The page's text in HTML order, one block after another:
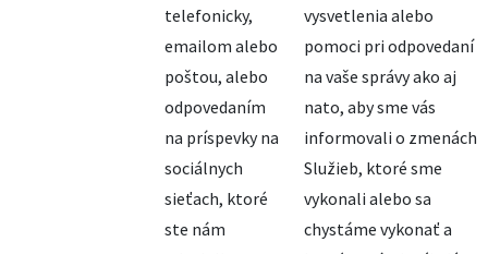
telefonicky,
emailom alebo
poštou, alebo
odpovedaním
na príspevky na
sociálnych
sieťach, ktoré
ste nám
vysvetlenia alebo
pomoci pri odpovedaní
na vaše správy ako aj
nato, aby sme vás
informovali o zmenách
Služieb, ktoré sme
vykonali alebo sa
chystáme vykonať a